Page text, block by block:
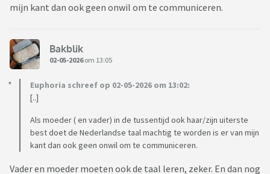
mijn kant dan ook geen onwil om te communiceren.
Bakblik
02-05-2026om 13:05
Euphoria schreef op 02-05-2026 om 13:02:
[..]
Als moeder ( en vader) in de tussentijd ook haar/zijn uiterste
best doet de Nederlandse taal machtig te worden is er van mijn
kant dan ook geen onwil om te communiceren.
Vader en moeder moeten ook de taal leren, zeker. En dan nog